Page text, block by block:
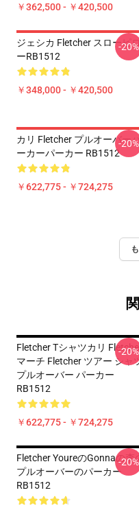
￥362,500 - ￥420,500
ジェシカ Fletcher スローピ
ーRB1512
￥348,000 - ￥420,500
-20%
カリ Fletcher プルオーバー
ーカーパーカー RB1512
￥622,775 - ￥724,275
-20%
Fletcher Tシャツカリ
マーチ Fletcher ツアー シャ
プルオーバー パーカー
RB1512
￥622,775 - ￥724,275
-20%
Fletcher YoureのGonnaの李
プルオーバーのパーカー
RB1512
-20%